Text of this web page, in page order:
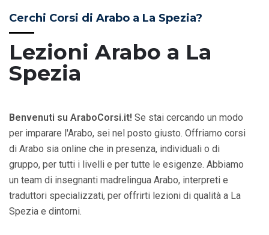
Lezioni Arabo a La
Spezia
Cerchi Corsi di Arabo a La Spezia?
Benvenuti su AraboCorsi.it! Se stai cercando un modo
per imparare l'Arabo, sei nel posto giusto. Offriamo corsi
di Arabo sia online che in presenza, individuali o di
gruppo, per tutti i livelli e per tutte le esigenze. Abbiamo
un team di insegnanti madrelingua Arabo, interpreti e
traduttori specializzati, per offrirti lezioni di qualità a La
Spezia e dintorni.